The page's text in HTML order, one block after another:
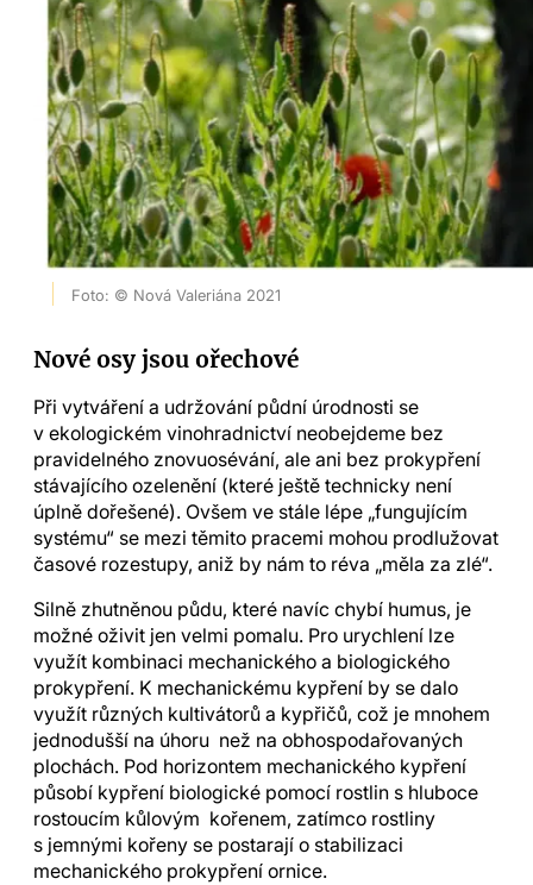
Foto: © Nová Valeriána 2021
Nové osy jsou ořechové
Při vytváření a udržování půdní úrodnosti se
v ekologickém vinohradnictví neobejdeme bez
pravidelného znovuosévání, ale ani bez prokypření
stávajícího ozelenění (které ještě technicky není
úplně dořešené). Ovšem ve stále lépe „fungujícím
systému“ se mezi těmito pracemi mohou prodlužovat
časové rozestupy, aniž by nám to réva „měla za zlé“.
Silně zhutněnou půdu, které navíc chybí humus, je
možné oživit jen velmi pomalu. Pro urychlení lze
využít kombinaci mechanického a biologického
prokypření. K mechanickému kypření by se dalo
využít různých kultivátorů a kypřičů, což je mnohem
jednodušší na úhoru než na obhospodařovaných
plochách. Pod horizontem mechanického kypření
působí kypření biologické pomocí rostlin s hluboce
rostoucím kůlovým kořenem, zatímco rostliny
s jemnými kořeny se postarají o stabilizaci
mechanického prokypření ornice.